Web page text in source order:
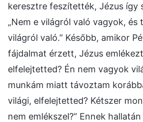
keresztre feszítették, Jézus így
„Nem e világról való vagyok, és
világról való.” Később, amikor
fájdalmat érzett, Jézus
elfelejtetted? Én nem vagyok
munkám miatt távoztam
világi, elfelejtetted? Kétszer
nem emlékszel?” Ennek